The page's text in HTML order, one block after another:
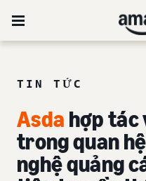
TIN TỨC
Asda hợp tác
trong quan
nghệ quảng